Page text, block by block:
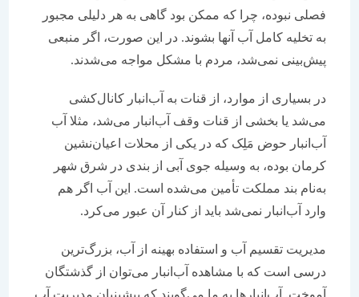
فصلی نبوده، چرا که ممکن بود گاهی به هر دلیلی مجبور
به تخلیه کامل آب آنها بشوند. در این صورت، اگر منبعی
پیش‌بینی نمی‌شد، مردم با مشکل مواجه می‌شدند.
در بسیاری از موارد، از قنات به آب‌انبار کانال‌کشی
می‌شد یا بخشی از قنات وقف آب‌انبار می‌شد، مثلا آب
آب‌انبار حوض مَلِک که در یکی از محلات اعیان‌نشین
کرمان بوده، به وسیله جوی آبی از بندی در شرق شهر
به‌نام بند مملکت تأمین می‌شده است. این آب اگر هم
وارد آب‌انبار نمی‌شد باید از کنار آن عبور می‌کرد.
مدیریت تقسیم آب و استفاده بهینه از آب، بزرگ‌ترین
درسی است که با مشاهده آب‌انبار می‌توان از گذشتگان
آموخت. آب‌انبارها به ما می‌گویند که پیشینیان مدیریت آب